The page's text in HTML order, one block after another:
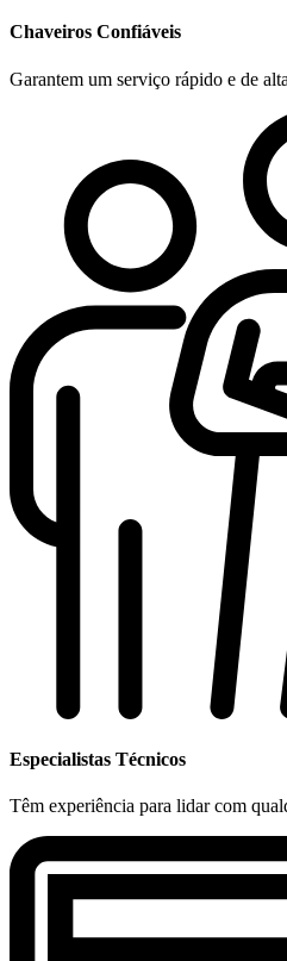
Chaveiros Confiáveis
Garantem um serviço rápido e de
Especialistas Técnicos
Têm experiência para lidar com